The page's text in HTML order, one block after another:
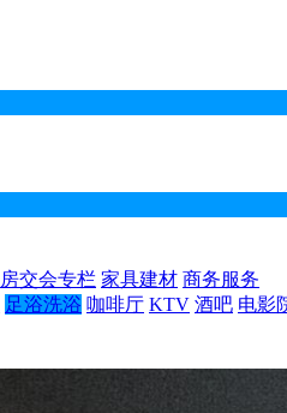
房交会专栏 家具建材 商务服务
足浴洗浴 咖啡厅 KTV 酒吧 电影